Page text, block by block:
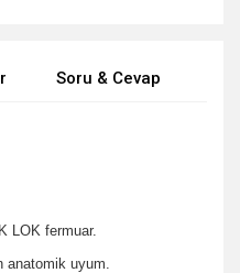
Soru & Cevap
LOK fermuar.
anatomik uyum.